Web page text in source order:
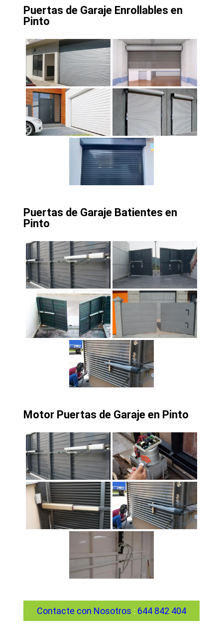
Puertas de Garaje Enrollables en
Pinto
Puertas de Garaje Batientes en
Pinto
Motor Puertas de Garaje en Pinto
Contacte con Nosotros : 644 842 404